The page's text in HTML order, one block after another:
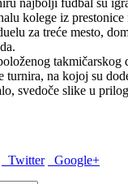
kolege iz
za treće mesto,
takmičarskog
turnira, na kojoj su
svedoče slike u
Twitter Google+